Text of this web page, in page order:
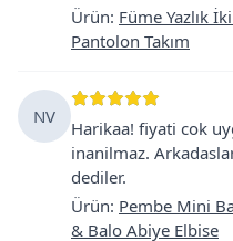
Ürün: Füme Yazlık
Pantolon Takım
NV
Harikaa! fiyati cok
inanilmaz.
dediler.
Ürün: Pembe Mini
& Balo Abiye Elbise